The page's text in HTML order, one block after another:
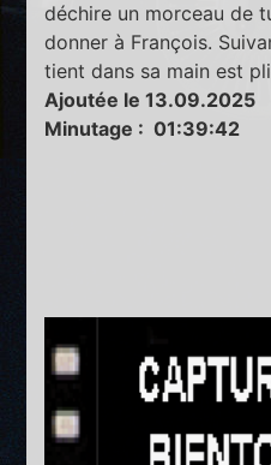
déchire un morceau de
donner à François.
tient dans sa main est
Ajoutée le 13.09.2025
Minutage : 01:39:42